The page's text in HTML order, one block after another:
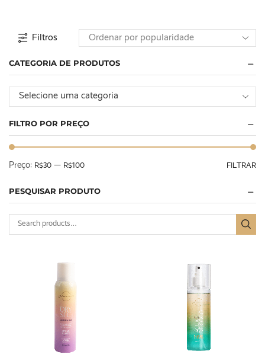
Filtros
CATEGORIA DE PRODUTOS
Selecione uma categoria
FILTRO POR PREÇO
FILTRAR
Preço: R$30 — R$100
PESQUISAR PRODUTO